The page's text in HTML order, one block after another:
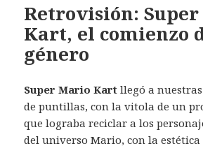
Retrovisión:
Kart, el comienzo
género
Super Mario Kart llegó a
de puntillas, con la vitola de un
que lograba reciclar a los
del universo Mario, con la